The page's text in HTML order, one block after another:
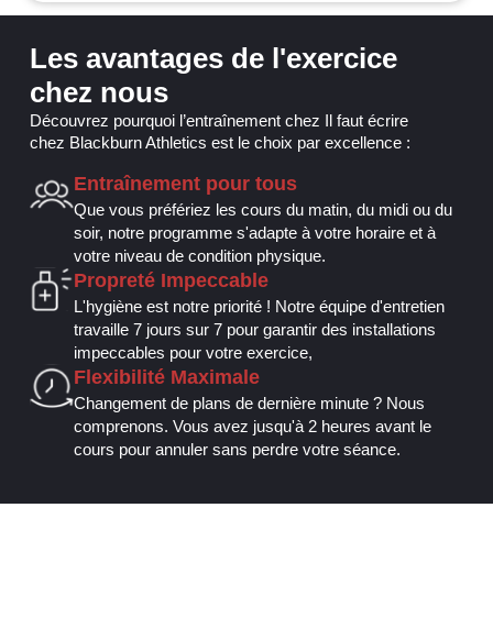
Les avantages de l'exercice
chez nous
Découvrez pourquoi l’entraînement chez Il faut écrire
chez Blackburn Athletics est le choix par excellence :
Entraînement pour tous
Que vous préfériez les cours du matin, du midi ou du
soir, notre programme s'adapte à votre horaire et à
votre niveau de condition physique.
Propreté Impeccable
L'hygiène est notre priorité ! Notre équipe d'entretien
travaille 7 jours sur 7 pour garantir des installations
impeccables pour votre exercice,
Flexibilité Maximale
Changement de plans de dernière minute ? Nous
comprenons. Vous avez jusqu'à 2 heures avant le
cours pour annuler sans perdre votre séance.